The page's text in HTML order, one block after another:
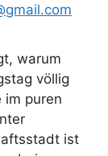
warum
völlig
im puren
ist